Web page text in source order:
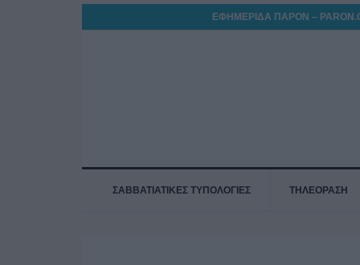
ΕΦΗΜΕΡΙΔΑ ΠΑΡΟΝ –
ΣΑΒΒΑΤΙΑΤΙΚΕΣ ΤΥΠΟΛΟΓΙΕΣ ΤΗΛΕΟΡΑΣΗ